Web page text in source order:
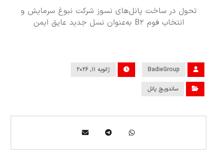
تحول در ساخت پانل‌های نسوز شرکت نبوغ سرمایش و
انتخاب فوم B۲ به‌عنوان نسل جدید عایق ایمن
BadieGroup ژانویه ۱۱, ۲۰۲۶
ساندویچ پانل